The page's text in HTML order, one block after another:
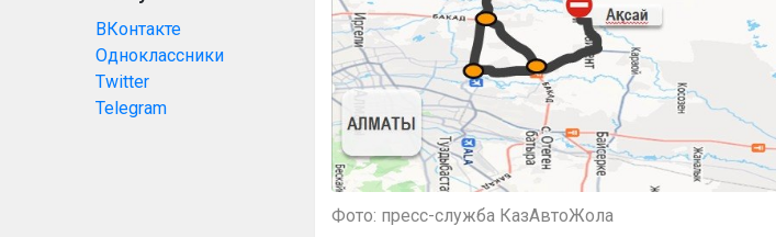
ВКонтакте
Одноклассники
Twitter
Telegram
Фото: пресс-служба КазАвтоЖола